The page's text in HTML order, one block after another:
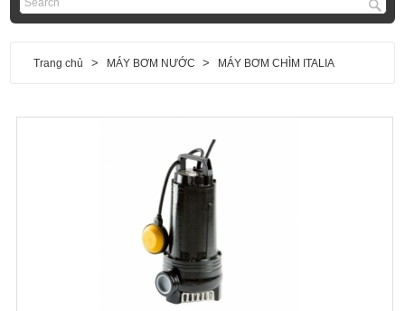
Trang chủ > MÁY BƠM NƯỚC > MÁY BƠM CHÌM ITALIA